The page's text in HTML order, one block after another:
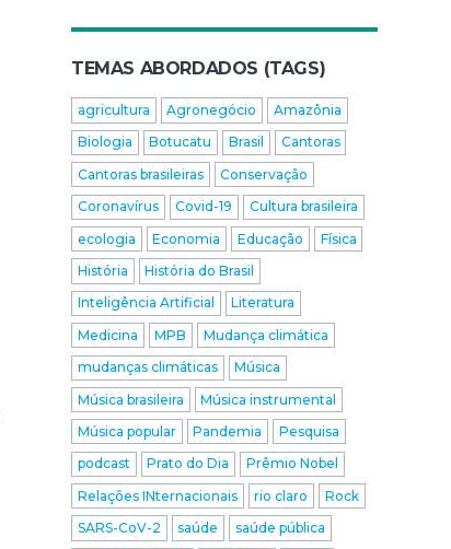
TEMAS ABORDADOS (TAGS)
agricultura Agronegócio
Amazônia
Biologia
Botucatu Brasil
Cantoras
Cantoras brasileiras
Conservação
Coronavírus
Covid-19
Cultura brasileira
ecologia
Economia Educação
Física
História
História do Brasil
Inteligência Artificial
Literatura
Medicina
MPB
Mudança climática
mudanças climáticas
Música
Música brasileira
Música instrumental
Música popular
Pandemia
Pesquisa
podcast
Prato do Dia
Prêmio Nobel
Relações INternacionais
rio claro
Rock
SARS-CoV-2
saúde
saúde pública